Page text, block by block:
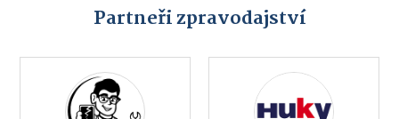
Partneři zpravodajství